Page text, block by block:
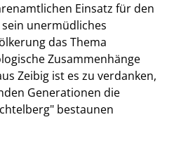
Einsatz für den
unermüdliches
das Thema
Zusammenhänge
Zeibig ist es zu verdanken,
Generationen die
bestaunen